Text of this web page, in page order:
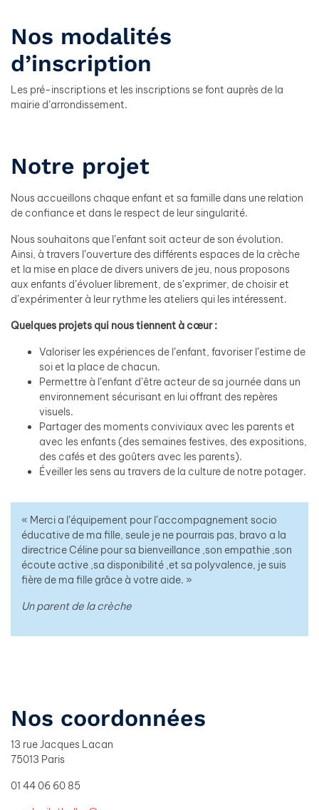
Nos modalités
d’inscription
Les pré-inscriptions et les inscriptions se font auprès de la
mairie d’arrondissement.
Notre projet
Nous accueillons chaque enfant et sa famille dans une relation
de confiance et dans le respect de leur singularité.
Nous souhaitons que l’enfant soit acteur de son évolution.
Ainsi, à travers l’ouverture des différents espaces de la crèche
et la mise en place de divers univers de jeu, nous proposons
aux enfants d’évoluer librement, de s’exprimer, de choisir et
d’expérimenter à leur rythme les ateliers qui les intéressent.
Quelques projets qui nous tiennent à cœur :
Valoriser les expériences de l’enfant, favoriser l’estime de
soi et la place de chacun.
Permettre à l’enfant d’être acteur de sa journée dans un
environnement sécurisant en lui offrant des repères
visuels.
Partager des moments conviviaux avec les parents et
avec les enfants (des semaines festives, des expositions,
des cafés et des goûters avec les parents).
Éveiller les sens au travers de la culture de notre potager.
« Merci a l’équipement pour l’accompagnement socio
éducative de ma fille, seule je ne pourrais pas, bravo a la
directrice Céline pour sa bienveillance ,son empathie ,son
écoute active ,sa disponibilité ,et sa polyvalence, je suis
fière de ma fille grâce à votre aide. »
Un parent de la crèche
Nos coordonnées
13 rue Jacques Lacan
75013 Paris
01 44 06 60 85